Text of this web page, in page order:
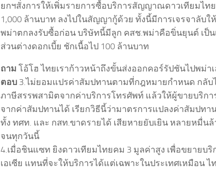
ยกฯสั่งการให้เพิ่มรายการซื้อบริการสัญญาณดาวเทียมไท
1,000 ล้านบาท ลงไปในสัญญากู้ด้วย ทั้งนี้มีการเจรจาลับ
พม่าตกลงรับซื้อก่อน บริษัทนี้มีลูก คสช.พม่าคือขิ่นยุนต์ เป็น
ส่วนต่างดอกเบี้ย ชักเนื้อไป 100 ล้านบาท
ถาม โอ้โฮ ไทยเราก้าวหน้าถึงขั้นส่งออกคอร์รัปชันไปพม่า
ตอบ 3.ไม่ยอมแปรค่าสัมปทานตามที่กฎหมายกำหนด กลับ
ภาษีสรรพสามิตจากค่าบริการโทรศัพท์ แล้วให้ผู้ขายบริก
จากค่าสัมปทานได้ เรียกวิธีนี้ว่ามาตรการแปลงค่าสัมปทา
ทั้ง ทศท. และ กสท.ขาดรายได้ เสียหายยับเยิน หลายหมื่น
จนทุกวันนี้
4.เมื่อชินแซท ยิงดาวเทียมไทยคม 3 มูลค่าสูง เพื่อขยายบ
เอเซีย แทนที่จะให้บริการได้แต่เฉพาะในประเทศเหมือน